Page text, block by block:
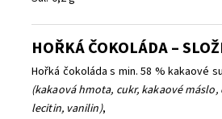
HOŘKÁ ČOKOLÁDA –
Hořká čokoláda s min. 58 % kakaové
(kakaová hmota, cukr, kakaové
lecitin, vanilin),